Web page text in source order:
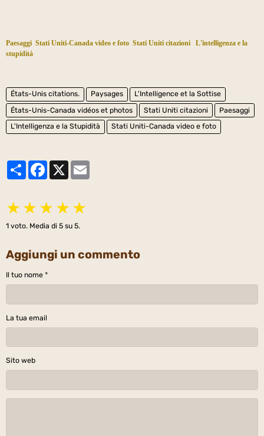
Paesaggi Stati Uniti-Canada video e foto Stati Uniti citazioni
L'intelligenza e la
stupidità
États-Unis citations. Paysages
L'Intelligence et la Sottise
États-Unis-Canada vidéos et photos
Stati Uniti citazioni
Paesaggi
L'Intelligenza e la Stupidità
Stati Uniti-Canada video e foto
PartagerFacebook
★ ★ ★ ★ ★
1 voto. Media di 5 su 5.
Aggiungi un commento
Il tuo nome
La tua email
Sito web